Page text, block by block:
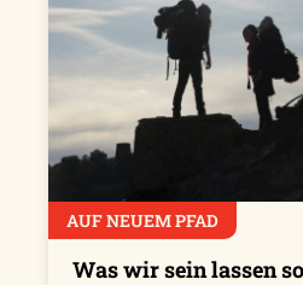
AUF NEUEM PFAD
Was wir sein lassen